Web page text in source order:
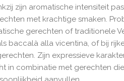
zijn aromatische intensiteit
met krachtige smaken.
gerechten of traditionele
baccalà alla vicentina, of bij
Zijn expressieve
in combinatie met gerechten